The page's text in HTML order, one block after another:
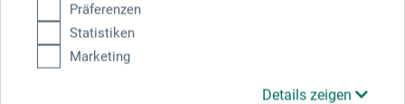
Präferenzen
Statistiken
Marketing
Details zeigen